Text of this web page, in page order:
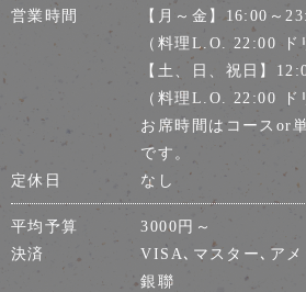
営業時間
【月～金】16:00～
（料理L.O. 22:00 ド
【土、日、祝日】
（料理L.O. 22:00 ド
お席時間はコースor
です。
定休日
なし
平均予算
3000円～
決済
VISA､マスター､アメ
銀聯